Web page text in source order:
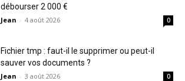
débourser 2 000 €
Jean - 4 août 2026 0
Fichier tmp : faut-il le supprimer ou peut-il
sauver vos documents ?
Jean - 3 août 2026 0